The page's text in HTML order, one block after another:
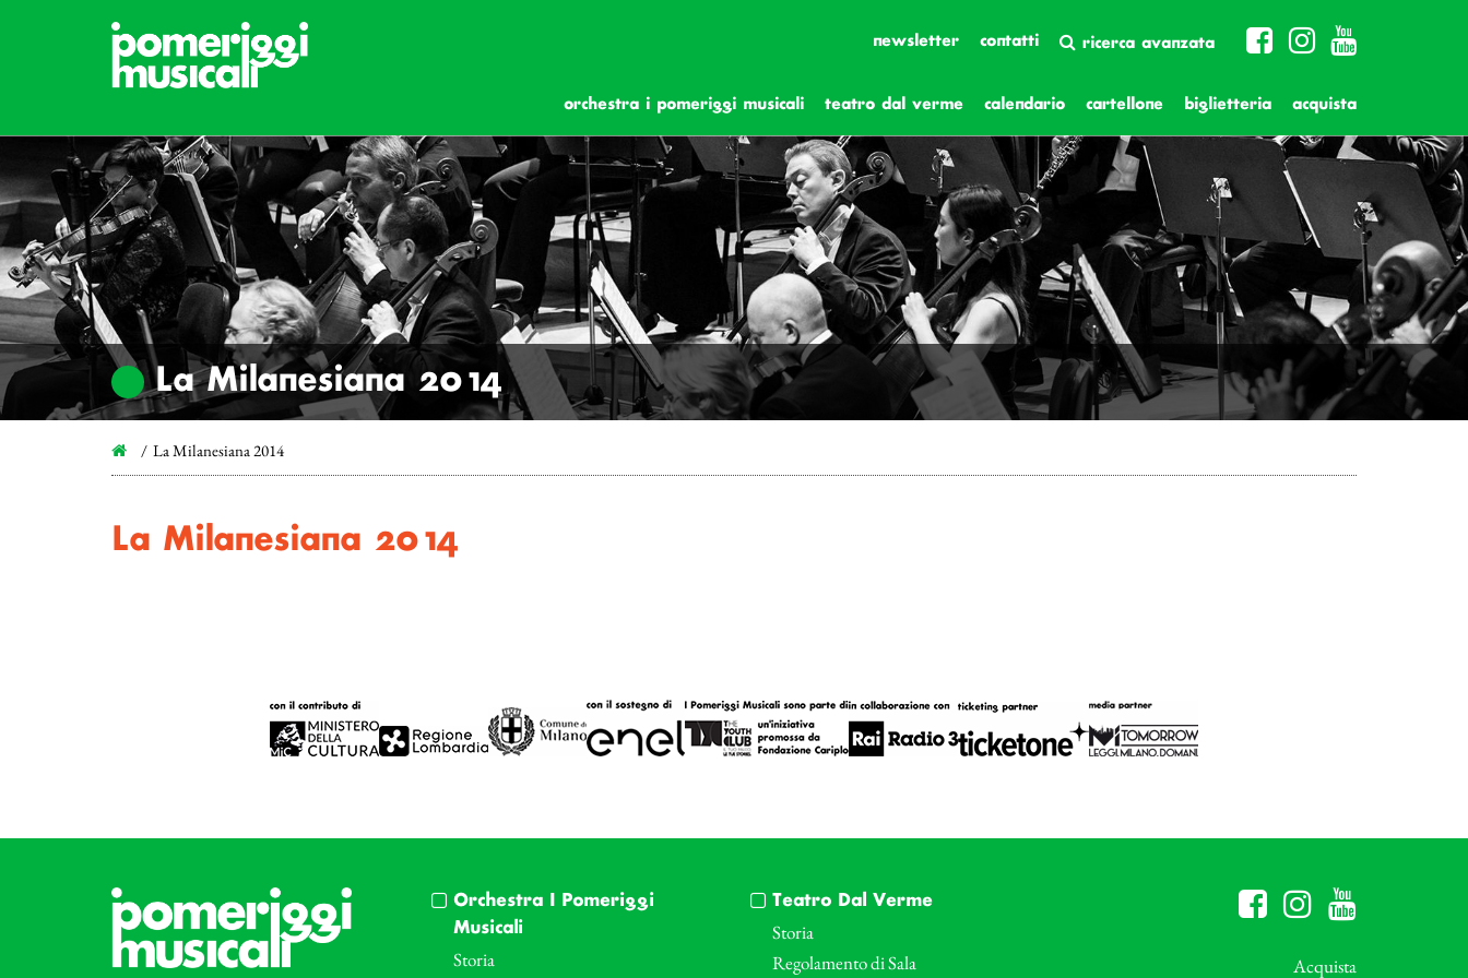
newsletter contatti ricerca avanzata
orchestra i pomeriggi musicali teatro dal verme calendario cartellone biglietteria acquista
La Milanesiana 2014
La Milanesiana 2014
La Milanesiana 2014
Orchestra I Pomeriggi
Musicali
Storia
Teatro Dal Verme
Storia
Regolamento di Sala
Acquista